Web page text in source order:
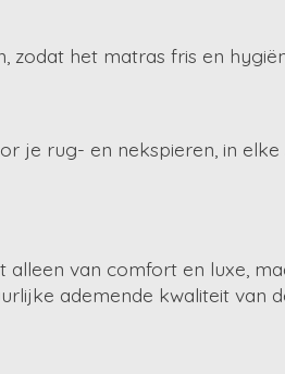
zodat het matras fris en
je rug- en nekspieren, in
van comfort en luxe,
ademende kwaliteit